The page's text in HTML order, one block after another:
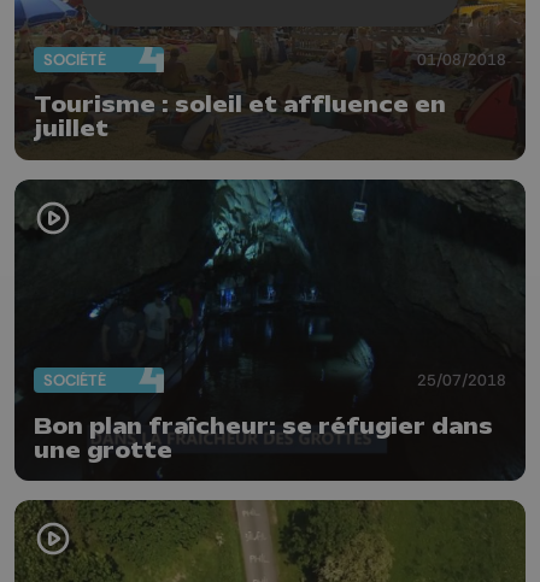
SOCIÉTÉ 01/08/2018
Tourisme : soleil et affluence en
juillet
SOCIÉTÉ 25/07/2018
Bon plan fraîcheur: se réfugier dans
une grotte